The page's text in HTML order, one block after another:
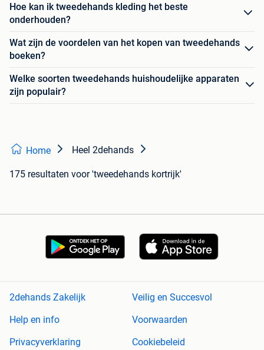
Hoe kan ik tweedehands kleding het beste
onderhouden?
Wat zijn de voordelen van het kopen van tweedehands
boeken?
Welke soorten tweedehands huishoudelijke apparaten
zijn populair?
Home Heel 2dehands
175 resultaten voor 'tweedehands kortrijk'
2dehands Zakelijk
Veilig en Succesvol
Help en info
Voorwaarden
Privacyverklaring
Cookiebeleid